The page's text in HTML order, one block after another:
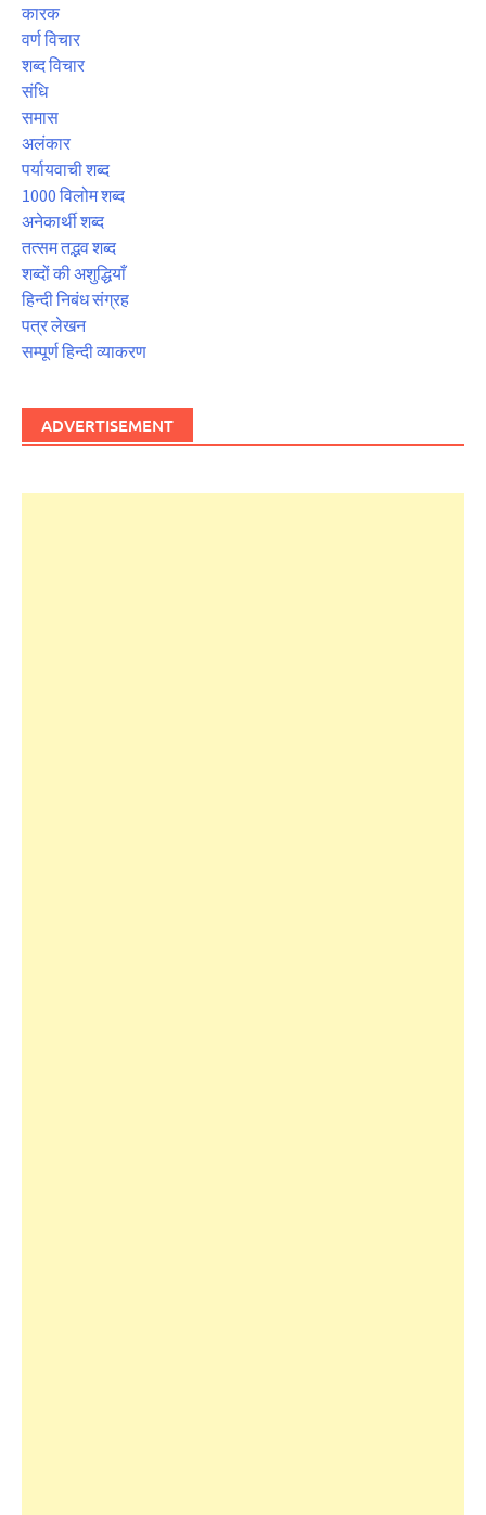
कारक
वर्ण विचार
शब्द विचार
संधि
समास
अलंकार
पर्यायवाची शब्द
1000 विलोम शब्द
अनेकार्थी शब्द
तत्सम तद्भव शब्द
शब्दों की अशुद्धियाँ
हिन्दी निबंध संग्रह
पत्र लेखन
सम्पूर्ण हिन्दी व्याकरण
ADVERTISEMENT